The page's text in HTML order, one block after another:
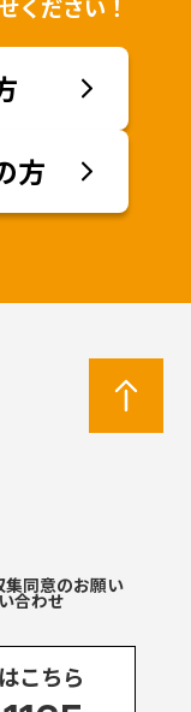
ください！
方
集同意のお願い
合わせ
こちら